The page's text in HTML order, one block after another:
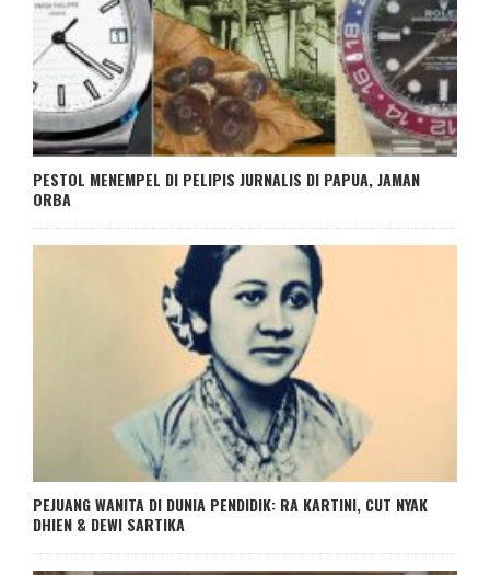
PESTOL MENEMPEL DI PELIPIS JURNALIS DI PAPUA, JAMAN
ORBA
PEJUANG WANITA DI DUNIA PENDIDIK: RA KARTINI, CUT NYAK
DHIEN & DEWI SARTIKA